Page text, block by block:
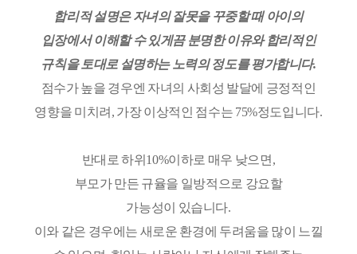
합리적 설명은 자녀의 잘못을 꾸중할 때 아이의
입장에서 이해할 수 있게끔 분명한 이유와 합리적인
규칙을 토대로 설명하는 노력의 정도를 평가합니다.
점수가 높을 경우엔 자녀의 사회성 발달에 긍정적인
영향을 미치려, 가장 이상적인 점수는 75%정도입니다.
반대로 하위10%이하로 매우 낮으면,
부모가 만든 규율을 일방적으로 강요할
가능성이 있습니다.
이와 같은 경우에는 새로운 환경에 두려움을 많이 느낄